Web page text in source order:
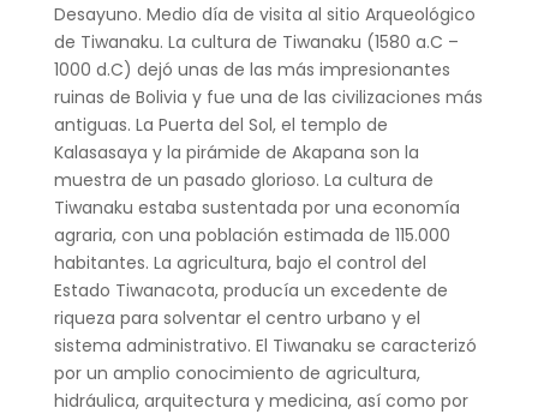
Desayuno. Medio día de visita al sitio Arqueológico
de Tiwanaku. La cultura de Tiwanaku (1580 a.C –
1000 d.C) dejó unas de las más impresionantes
ruinas de Bolivia y fue una de las civilizaciones más
antiguas. La Puerta del Sol, el templo de
Kalasasaya y la pirámide de Akapana son la
muestra de un pasado glorioso. La cultura de
Tiwanaku estaba sustentada por una economía
agraria, con una población estimada de 115.000
habitantes. La agricultura, bajo el control del
Estado Tiwanacota, producía un excedente de
riqueza para solventar el centro urbano y el
sistema administrativo. El Tiwanaku se caracterizó
por un amplio conocimiento de agricultura,
hidráulica, arquitectura y medicina, así como por